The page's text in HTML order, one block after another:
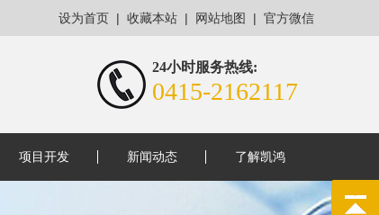
设为首页 | 收藏本站 | 网站地图 | 官方微信
24小时服务热线:
0415-2162117
项目开发 新闻动态 了解凯鸿